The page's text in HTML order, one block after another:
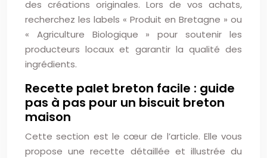
des créations originales. Lors de vos achats,
recherchez les labels « Produit en Bretagne » ou
« Agriculture Biologique » pour soutenir les
producteurs locaux et garantir la qualité des
ingrédients.
Recette palet breton facile : guide
pas à pas pour un biscuit breton
maison
Cette section est le cœur de l’article. Elle vous
propose une recette détaillée et illustrée du